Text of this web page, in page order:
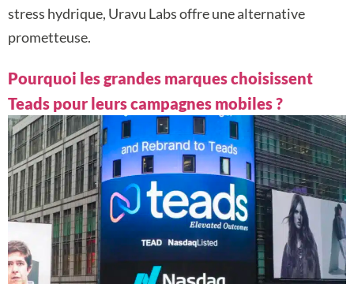
stress hydrique, Uravu Labs offre une alternative
prometteuse.
Pourquoi les grandes marques choisissent
Teads pour leurs campagnes mobiles ?